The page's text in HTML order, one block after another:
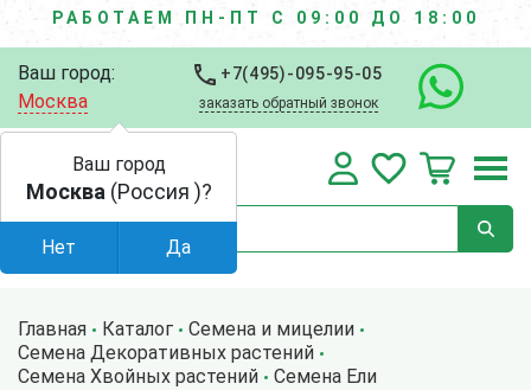
РАБОТАЕМ ПН-ПТ С 09:00 ДО 18:00
Ваш город:
Москва
+7(495)-095-95-05
заказать обратный звонок
Главная Каталог
Семена и мицелии
Семена Декоративных растений
Семена Хвойных растений
Семена Ели
Ваш город
Москва (Россия )?
Нет Да